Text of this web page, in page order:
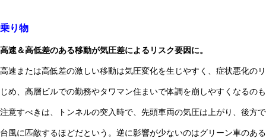
乗り物
高速＆高低差のある移動が気圧差によるリスク要因に。
高速または高低差の激しい移動は気圧変化を生じやすく、症状悪化の
じめ、高層ビルでの勤務やタワマン住まいで体調を崩しやすくなるの
注意すべきは、トンネルの突入時で、先頭車両の気圧は上がり、後方
台風に匹敵するほどだという。逆に影響が少ないのはグリーン車のあ